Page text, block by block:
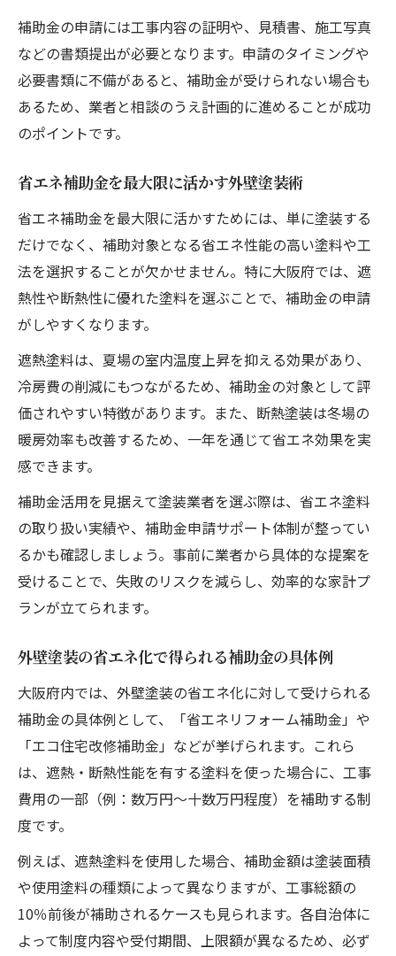
補助金の申請には工事内容の証明や、見積書、施工写真
などの書類提出が必要となります。申請のタイミングや
必要書類に不備があると、補助金が受けられない場合も
あるため、業者と相談のうえ計画的に進めることが成功
のポイントです。
省エネ補助金を最大限に活かす外壁塗装術
省エネ補助金を最大限に活かすためには、単に塗装する
だけでなく、補助対象となる省エネ性能の高い塗料や工
法を選択することが欠かせません。特に大阪府では、遮
熱性や断熱性に優れた塗料を選ぶことで、補助金の申請
がしやすくなります。
遮熱塗料は、夏場の室内温度上昇を抑える効果があり、
冷房費の削減にもつながるため、補助金の対象として評
価されやすい特徴があります。また、断熱塗装は冬場の
暖房効率も改善するため、一年を通じて省エネ効果を実
感できます。
補助金活用を見据えて塗装業者を選ぶ際は、省エネ塗料
の取り扱い実績や、補助金申請サポート体制が整ってい
るかも確認しましょう。事前に業者から具体的な提案を
受けることで、失敗のリスクを減らし、効率的な家計プ
ランが立てられます。
外壁塗装の省エネ化で得られる補助金の具体例
大阪府内では、外壁塗装の省エネ化に対して受けられる
補助金の具体例として、「省エネリフォーム補助金」や
「エコ住宅改修補助金」などが挙げられます。これら
は、遮熱・断熱性能を有する塗料を使った場合に、工事
費用の一部（例：数万円〜十数万円程度）を補助する制
度です。
例えば、遮熱塗料を使用した場合、補助金額は塗装面積
や使用塗料の種類によって異なりますが、工事総額の
10％前後が補助されるケースも見られます。各自治体に
よって制度内容や受付期間、上限額が異なるため、必ず